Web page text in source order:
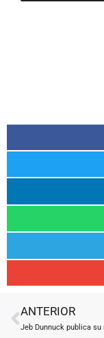
Ant
ANTERIOR